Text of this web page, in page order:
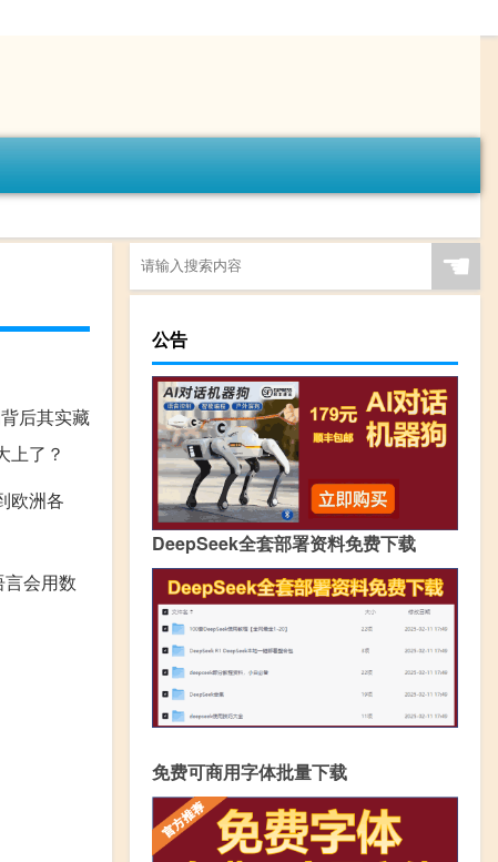
后其实藏
上了？
欧洲各
会用数
☚
公告
DeepSeek全套部署资料免费下载
免费可商用字体批量下载